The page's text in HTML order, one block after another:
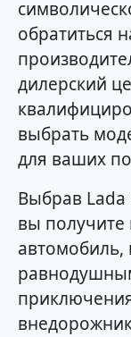
обратиться
дилерский
выбрать
для ваших
Выбрав Lada
вы
автомобиль,